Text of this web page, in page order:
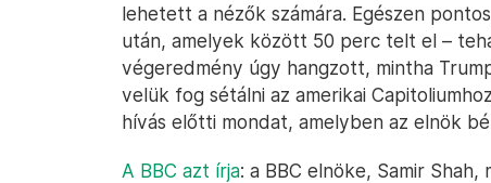
lehetett a nézők számára. Egészen
után, amelyek között 50 perc telt el –
végeredmény úgy hangzott, mintha
velük fog sétálni az amerikai
hívás előtti mondat, amelyben az elnök
A BBC azt írja: a BBC elnöke, Samir